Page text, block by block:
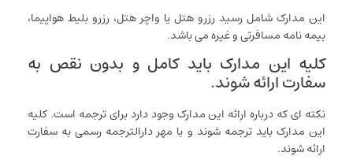
این مدارک شامل رسید رزرو هتل یا واچر هتل، رزرو بلیط هواپیما،
بیمه نامه مسافرتی و غیره می باشد.
کلیه این مدارک باید کامل و بدون نقص به
سفارت ارائه شوند.
نکته ای که درباره ارائه این مدارک وجود دارد برای ترجمه است. کلیه
این مدارک باید ترجمه شوند و با مهر دارالترجمه رسمی به سفارت
ارائه شوند.